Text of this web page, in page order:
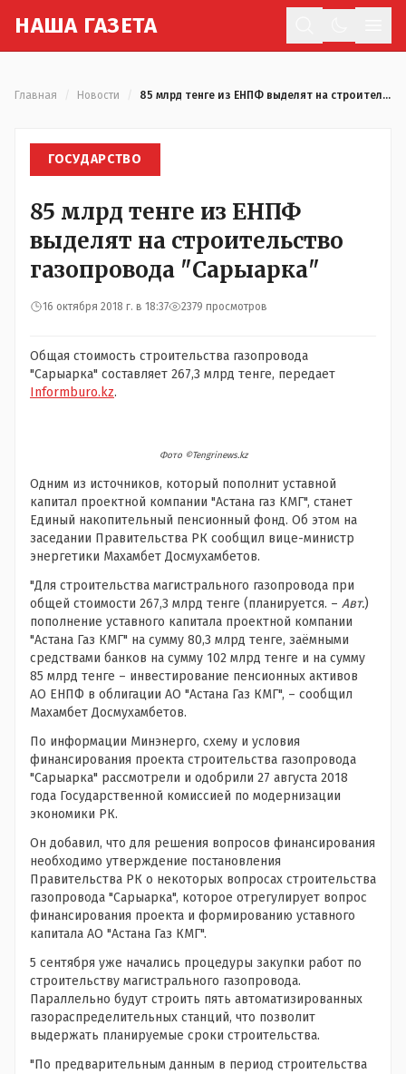
НАША ГАЗЕТА
Главная Новости 85 млрд тенге из ЕНПФ выделят на строительство газопровода "Сарыарка"
ГОСУДАРСТВО
85 млрд тенге из ЕНПФ
выделят на строительство
газопровода "Сарыарка"
16 октября 2018 г. в 18:37 2379 просмотров
Общая стоимость строительства газопровода
"Сарыарка" составляет 267,3 млрд тенге, передает
Informburo.kz.
Фото ©Tengrinews.kz
Одним из источников, который пополнит уставной
капитал проектной компании "Астана газ КМГ", станет
Единый накопительный пенсионный фонд. Об этом на
заседании Правительства РК сообщил вице-министр
энергетики Махамбет Досмухамбетов.
"Для строительства магистрального газопровода при
общей стоимости 267,3 млрд тенге (планируется. – Авт.)
пополнение уставного капитала проектной компании
"Астана Газ КМГ" на сумму 80,3 млрд тенге, заёмными
средствами банков на сумму 102 млрд тенге и на сумму
85 млрд тенге – инвестирование пенсионных активов
АО ЕНПФ в облигации АО "Астана Газ КМГ", – сообщил
Махамбет Досмухамбетов.
По информации Минэнерго, схему и условия
финансирования проекта строительства газопровода
"Сарыарка" рассмотрели и одобрили 27 августа 2018
года Государственной комиссией по модернизации
экономики РК.
Он добавил, что для решения вопросов финансирования
необходимо утверждение постановления
Правительства РК о некоторых вопросах строительства
газопровода "Сарыарка", которое отрегулирует вопрос
финансирования проекта и формированию уставного
капитала АО "Астана Газ КМГ".
5 сентября уже начались процедуры закупки работ по
строительству магистрального газопровода.
Параллельно будут строить пять автоматизированных
газораспределительных станций, что позволит
выдержать планируемые сроки строительства.
"По предварительным данным в период строительства